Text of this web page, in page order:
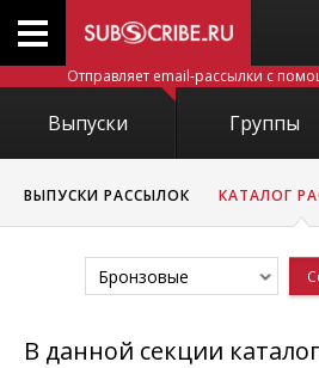
Отправляет email-рассылки с
Выпуски Группы
ВЫПУСКИ РАССЫЛОК КАТАЛОГ
Бронзовые
В данной секции